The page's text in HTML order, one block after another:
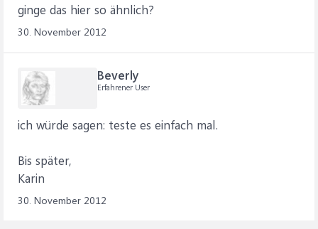
ginge das hier so ähnlich?
30. November 2012
Beverly
Erfahrener User
ich würde sagen: teste es einfach mal.
Bis später,
Karin
30. November 2012